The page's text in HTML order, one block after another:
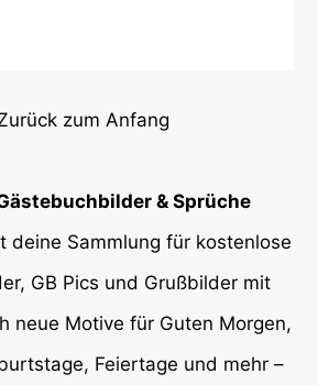
zum Anfang
& Sprüche
deine Sammlung für kostenlose
GB Pics und Grußbilder mit
neue Motive für Guten Morgen,
Feiertage und mehr –